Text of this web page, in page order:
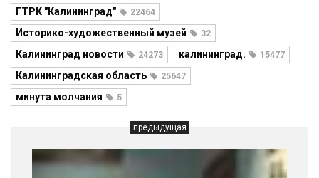
ГТРК "Калининград" 22464
Историко-художественный музей 32
Калининград новости 24273 калининград. 15477
Калининградская область 25647
минута молчания 5
предыдущая